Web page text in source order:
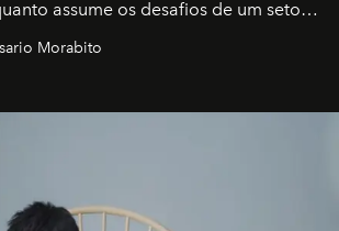
assume os desafios de um setor
e redefinindo o conceito de luxo
Morabito